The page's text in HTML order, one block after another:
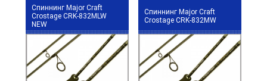
Спиннинг Major Craft
Crostage CRK-832MLW
NEW
Спиннинг Major Craft
Crostage CRK-832MW